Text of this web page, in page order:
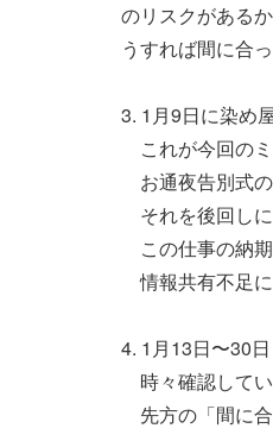
のリスクがある
うすれば間に合
3. 1月9日に染め
これが今回の
お通夜告別式
それを後回し
この仕事の納
情報共有不足
4. 1月13日〜30
時々確認して
先方の「間に